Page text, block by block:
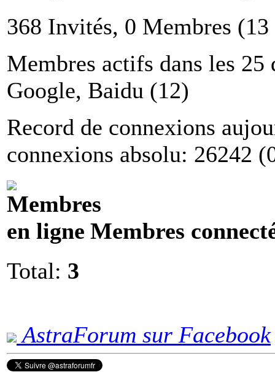
368 Invités, 0 Membres (13
Membres actifs dans les 25
Google, Baidu (12)
Record de connexions
connexions absolu: 26242
Membres
Total: 3
AstraForum sur Facebook